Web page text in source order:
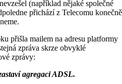
(například nějaké společné
přichází z Telecomu konečně
přišla mailem na adresu platformy
zpráva skrze obvyklé
zprávy:
agregaci ADSL.